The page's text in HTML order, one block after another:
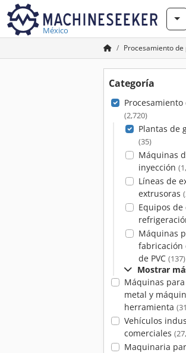
México
Procesamiento de
Categoría
(2,720)
Plantas de
(35)
Máquinas
inyección
Líneas de
extrusoras
Equipos de
Máquinas
fabricación
de PVC (137)
Mostrar
Máquinas
metal y
herramienta
Vehículos
comerciales
Maquinaria